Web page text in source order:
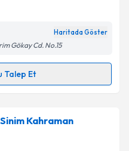
ilişkin
verilerimin belirtilen
Gönder
Haritada Göster
Gökay Cd. No.15
Talep Et
randevu takvimi talebi
randevu almanız için bir
ile bilgilendireceğiz.
Kahraman